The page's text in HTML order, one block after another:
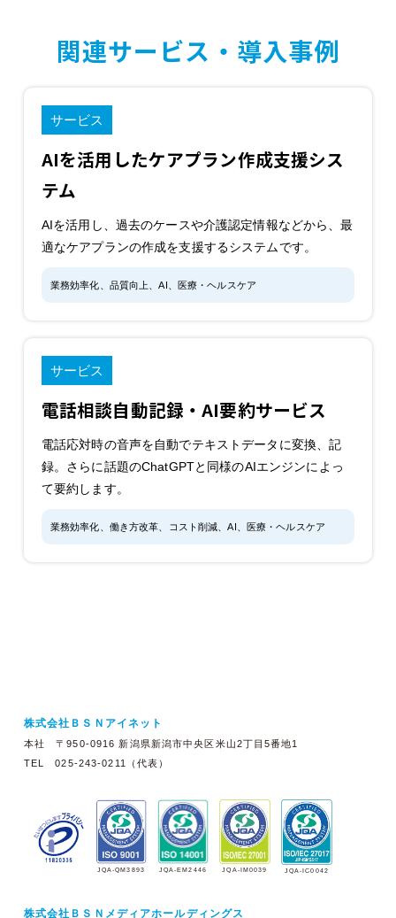
関連サービス・導入事例
サービス
AIを活用したケアプラン作成支援シス
テム
AIを活用し、過去のケースや介護認定情報などから、最
適なケアプランの作成を支援するシステムです。
業務効率化、品質向上、AI、医療・ヘルスケア
サービス
電話相談自動記録・AI要約サービス
電話応対時の音声を自動でテキストデータに変換、記
録。さらに話題のChatGPTと同様のAIエンジンによっ
て要約します。
業務効率化、働き方改革、コスト削減、AI、医療・ヘルスケア
株式会社ＢＳＮアイネット
本社 〒950-0916 新潟県新潟市中央区米山2丁目5番地1
TEL 025-243-0211（代表）
JQA-QM3893 JQA-EM2446 JQA-IM0039 JQA-IC0042
株式会社ＢＳＮメディアホールディングス